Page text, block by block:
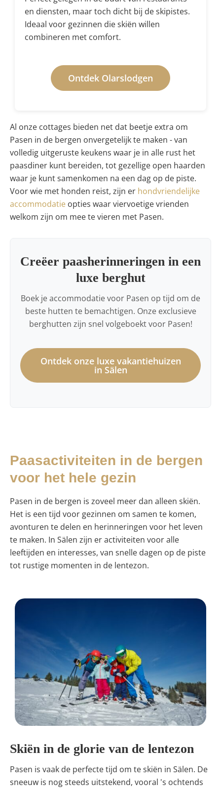
en diensten, maar toch dicht bij de skipistes.
Ideaal voor gezinnen die skiën willen
combineren met comfort.
Ontdek Olarslodgen
Al onze cottages bieden net dat beetje extra om
Pasen in de bergen onvergetelijk te maken - van
volledig uitgeruste keukens waar je in alle rust het
paasdiner kunt bereiden, tot gezellige open haarden
waar je kunt samenkomen na een dag op de piste.
Voor wie met honden reist, zijn er hondvriendelijke
accommodatie opties waar viervoetige vrienden
welkom zijn om mee te vieren met Pasen.
Creëer paasherinneringen in een
luxe berghut
Boek je accommodatie voor Pasen op tijd om de
beste hutten te bemachtigen. Onze exclusieve
berghutten zijn snel volgeboekt voor Pasen!
Ontdek onze luxe vakantiehuizen
in Sälen
Paasactiviteiten in de bergen
voor het hele gezin
Pasen in de bergen is zoveel meer dan alleen skiën.
Het is een tijd voor gezinnen om samen te komen,
avonturen te delen en herinneringen voor het leven
te maken. In Sälen zijn er activiteiten voor alle
leeftijden en interesses, van snelle dagen op de piste
tot rustige momenten in de lentezon.
Skiën in de glorie van de lentezon
Pasen is vaak de perfecte tijd om te skiën in Sälen. De
sneeuw is nog steeds uitstekend, vooral 's ochtends